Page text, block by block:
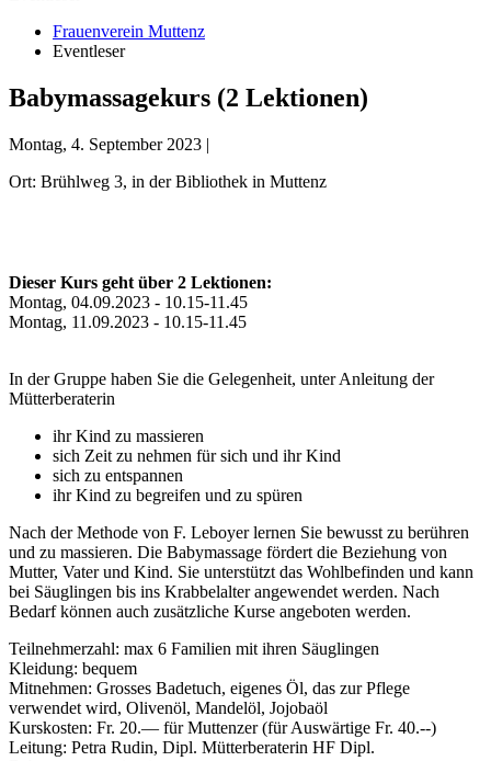
Frauenverein Muttenz
Eventleser
Babymassagekurs (2 Lektionen)
Montag, 4. September 2023 |
Ort: Brühlweg 3, in der Bibliothek in Muttenz
Dieser Kurs geht über 2 Lektionen:
Montag, 04.09.2023 - 10.15-11.45
Montag, 11.09.2023 - 10.15-11.45
In der Gruppe haben Sie die Gelegenheit, unter Anleitung der
Mütterberaterin
ihr Kind zu massieren
sich Zeit zu nehmen für sich und ihr Kind
sich zu entspannen
ihr Kind zu begreifen und zu spüren
Nach der Methode von F. Leboyer lernen Sie bewusst zu berühren
und zu massieren. Die Babymassage fördert die Beziehung von
Mutter, Vater und Kind. Sie unterstützt das Wohlbefinden und kann
bei Säuglingen bis ins Krabbelalter angewendet werden. Nach
Bedarf können auch zusätzliche Kurse angeboten werden.
Teilnehmerzahl: max 6 Familien mit ihren Säuglingen
Kleidung: bequem
Mitnehmen: Grosses Badetuch, eigenes Öl, das zur Pflege
verwendet wird, Olivenöl, Mandelöl, Jojobaöl
Kurskosten: Fr. 20.— für Muttenzer (für Auswärtige Fr. 40.‐‐)
Leitung: Petra Rudin, Dipl. Mütterberaterin HF Dipl.